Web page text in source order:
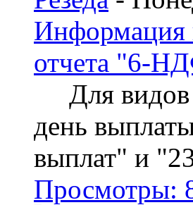
Информация
отчета "6-
Для видов
день
выплат" и
Просмотры: